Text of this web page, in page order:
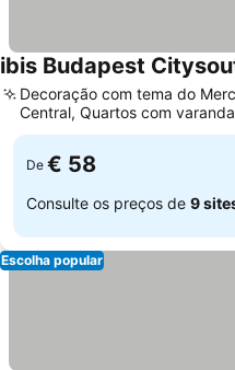
ibis Budapest
Decoração com tema do
Central, Quartos com
terraço privativo
De € 58
Consulte os preços de 9
Escolha popular